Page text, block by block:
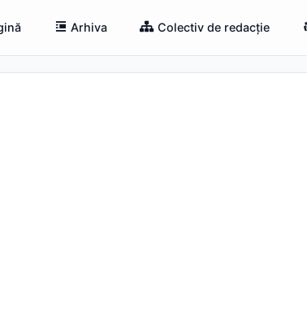
Arhiva Colectiv de redacție